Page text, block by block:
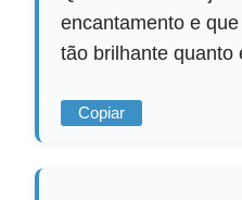
encantamento e
tão brilhante quanto
Copiar